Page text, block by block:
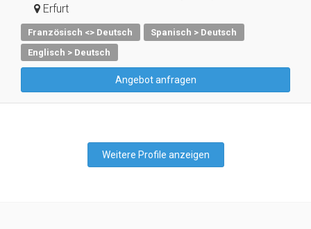
Erfurt
Französisch <> Deutsch
Spanisch > Deutsch
Englisch > Deutsch
Angebot anfragen
Weitere Profile anzeigen